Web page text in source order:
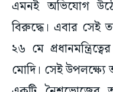
এমনই অভিযোগ
বিরুদ্ধে। এবার সেই
২৬ মে
মোদি। সেই